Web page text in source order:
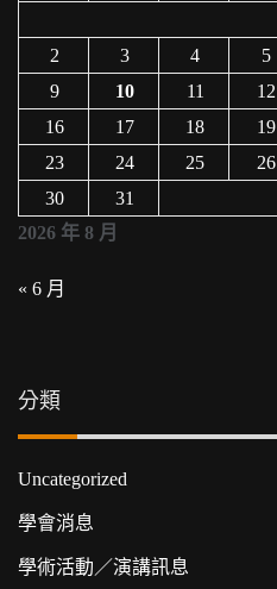
2026 年 8 月
2
3 4 5
9
10 11 12
16
17 18 19
23
24 25 26
30
31
« 6 月
分類
Uncategorized
學會消息
學術活動／演講訊息